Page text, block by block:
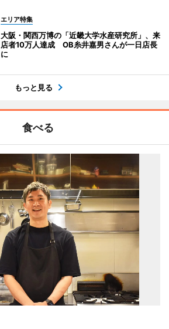
エリア特集
大阪・関西万博の「近畿大学水産研究所」、来
店者10万人達成 OB糸井嘉男さんが一日店長
に
もっと見る
食べる